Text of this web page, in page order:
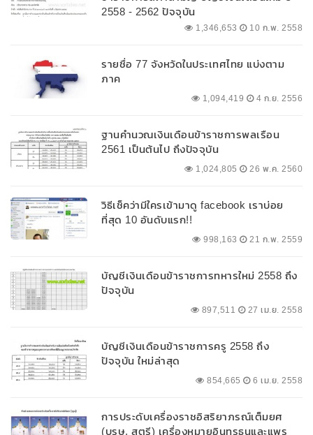
2558 - 2562 ปัจจุบัน
1,346,653 10 ก.พ. 2558
รายชื่อ 77 จังหวัดในประเทศไทย แบ่งตาม
ภาค
1,094,419 4 ก.ย. 2556
ฐานคำนวณเงินเดือนข้าราชการพลเรือน
2561 เป็นต้นไป ถึงปัจจุบัน
1,024,805 26 พ.ค. 2560
วิธีเช็คว่ามีใครเข้ามาดู facebook เราบ่อย
ที่สุด 10 อันดับแรก!!
998,163 21 ก.พ. 2559
บัญชีเงินเดือนข้าราชการทหารใหม่ 2558 ถึง
ปัจจุบัน
897,511 27 เม.ย. 2558
บัญชีเงินเดือนข้าราชการครู 2558 ถึง
ปัจจุบัน ใหม่ล่าสุด
854,665 6 เม.ย. 2558
การประดับเครื่องราชอิสริยาภรณ์เต็มยศ
(บุรุษ, สตรี) เครื่องหมายอินทรธนูและแพร